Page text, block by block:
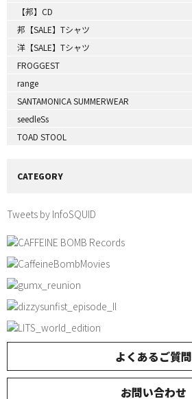
【邦】CD
邦【SALE】Tシャツ
洋【SALE】Tシャツ
FROGGEST
range
SANTAMONICA SUMMERWEAR
seedleSs
TOAD STOOL
CATEGORY
Tweets by InfoSQUID
よくあるご質問
お問い合わせ